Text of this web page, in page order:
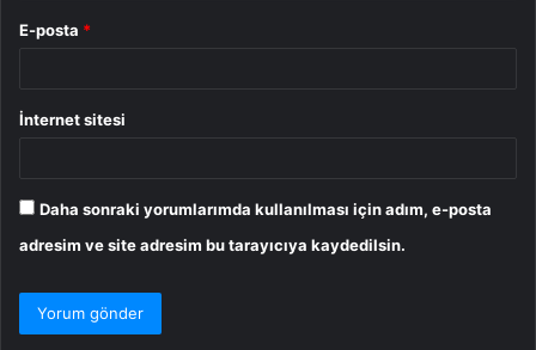
E-posta *
İnternet sitesi
Daha sonraki yorumlarımda kullanılması için adım, e-posta
adresim ve site adresim bu tarayıcıya kaydedilsin.